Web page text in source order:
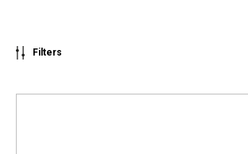
Filters